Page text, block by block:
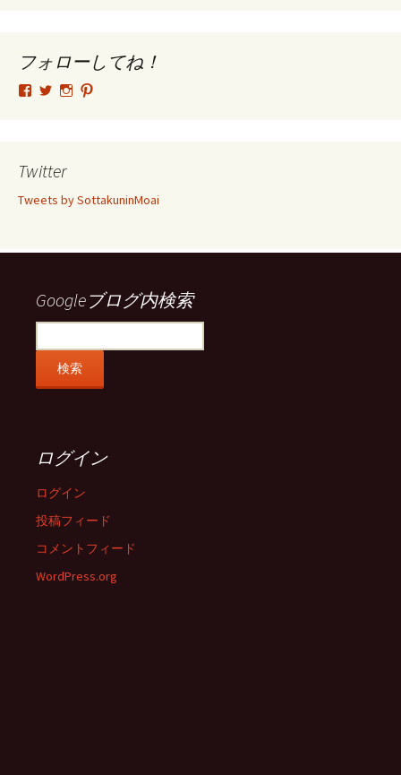
ブ
フォローしてね！
tsutomu.hattori.33
フ
ー
SottakuninMoai
フ
ー
tsutomu.hattori.33
ー ー
示
Twitter
Tweets by SottakuninMoai
Googleブログ内検索
ログイン
ログイン
投稿フィード
コメントフィード
WordPress.org